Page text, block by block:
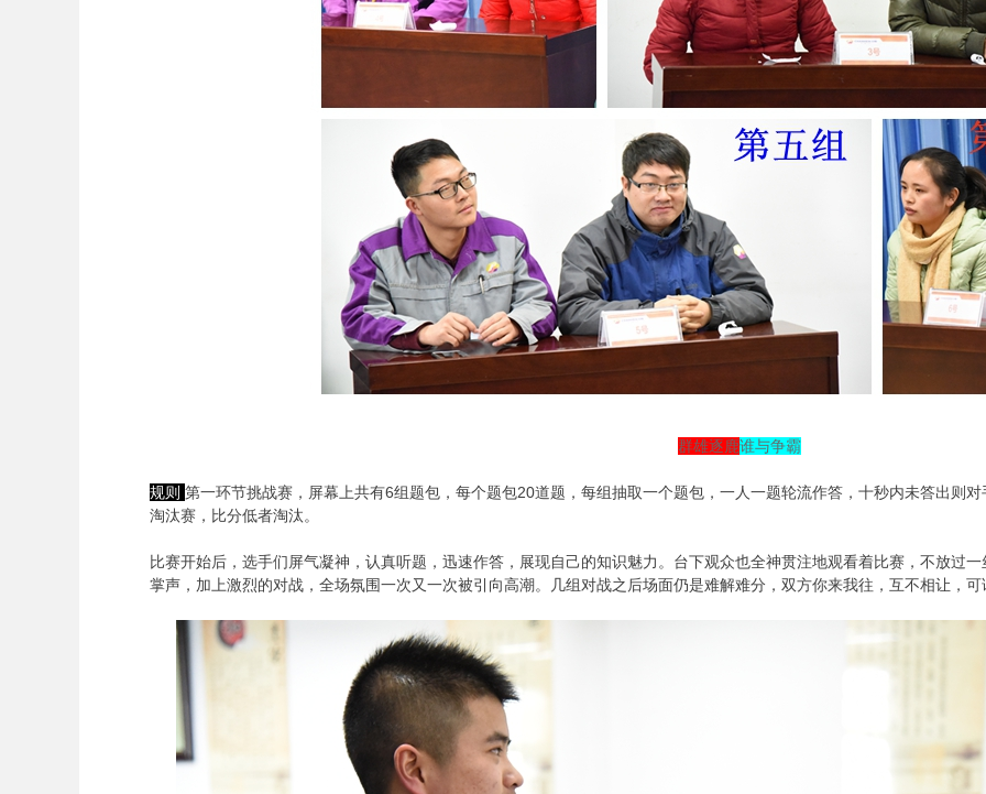
群雄逐鹿谁与争霸
规则 第一环节挑战赛，屏幕上共有6组题包，每个题包20道题，每组抽取一个题包，一人一题轮流作答，十秒内未答出则
淘汰赛，比分低者淘汰。
比赛开始后，选手们屏气凝神，认真听题，迅速作答，展现自己的知识魅力。台下观众也全神贯注地观看着比赛，不放过
掌声，加上激烈的对战，全场氛围一次又一次被引向高潮。几组对战之后场面仍是难解难分，双方你来我往，互不相让，